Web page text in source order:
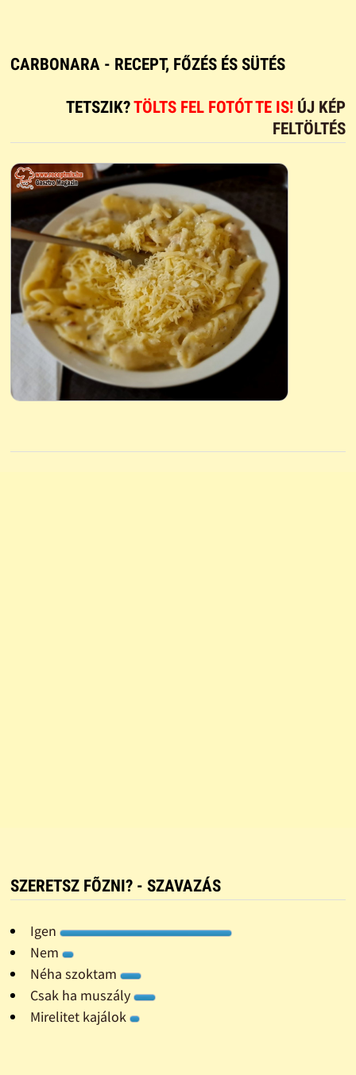
CARBONARA - RECEPT, FŐZÉS ÉS SÜTÉS
TETSZIK?TÖLTS FEL FOTÓT TE IS! ÚJ KÉP
FELTÖLTÉS
SZERETSZ FÕZNI? - SZAVAZÁS
Igen
Nem
Néha szoktam
Csak ha muszály
Mirelitet kajálok